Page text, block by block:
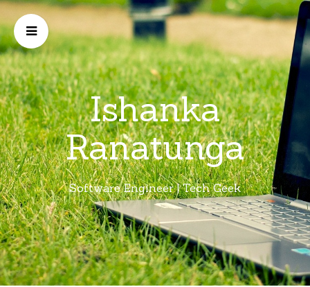
Ishanka
Ranatunga
Software Engineer | Tech Geek